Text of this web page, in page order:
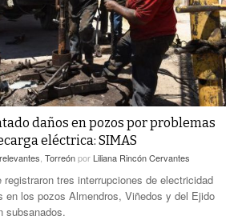
LAGUNA
LA HISTORIA
ESTÉREO GALLITO
GREM
INFORMACIÓN
daños en pozos por problemas
eléctrica: SIMAS
relevantes Torreónpor Liliana Rincón Cervantes
registraron tres interrupciones de electricidad
en los pozos Almendros, Viñedos y del Ejido
subsanados.